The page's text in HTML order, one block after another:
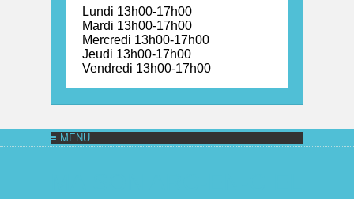
Lundi 13h00-17h00
Mardi 13h00-17h00
Mercredi 13h00-17h00
Jeudi 13h00-17h00
Vendredi 13h00-17h00